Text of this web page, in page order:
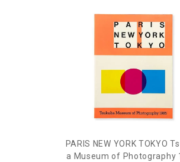
PARIS NEW YORK TOKYO
a Museum of Photography